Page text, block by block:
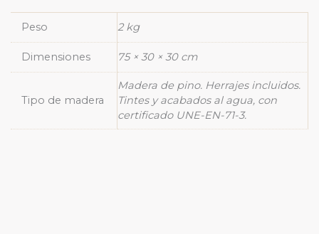
Peso 2 kg
Dimensiones 75 × 30 × 30 cm
Tipo de madera
Madera de pino. Herrajes incluidos.
Tintes y acabados al agua, con
certificado UNE-EN-71-3.